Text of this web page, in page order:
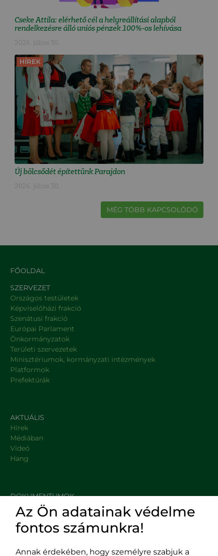
Cseke Attila: elérhető cél a helyreállítási alapból
rendelkezésre álló uniós pénzek 100%-os lehívása
2026. július 30.
HÍREK
Új bölcsődét építettünk Parajdon
2026. július 30.
MÉG TÖBB KAPCSOLÓDÓ
FŐOLDAL
SZERVEZET
Országos testületek
Képviselőházi frakció
Szenátusi frakció
Európai Parlament
Önkormányzatok
Területi szervezetek
Minisztériumok, kormányzati intézmények
Platformok
Prefektúrák
AKTUÁLIS
Hírek
Médiában
Videó
Hang
DOKUMENTUMOK
HASZNOS LINKEK
Az Ön adatainak védelme
fontos számunkra!
Annak érdekében, hogy személyre szabjuk a